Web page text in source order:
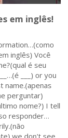
em inglês!
inglês) Você
é seu
___) or you
name.(apenas
perguntar)
nome?) I tell
responder…
we don't see